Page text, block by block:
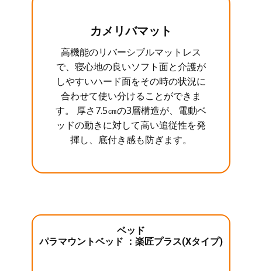
カメリバマット
高機能のリバーシブルマットレス
で、寝心地の良いソフト面と介護が
しやすいハード面をその時の状況に
合わせて使い分けることができま
す。 厚さ7.5㎝の3層構造が、電動ベ
ッドの動きに対して高い追従性を発
揮し、底付き感も防ぎます。
ベッド
パラマウントベッド ：楽匠プラス(Xタイプ)